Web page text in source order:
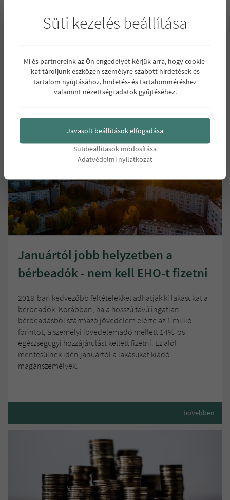
vissza
Januártól jobb helyzetben a
bérbeadók - nem kell EHO-t fizetni
2018-ban kedvezőbb feltételekkel adhatják ki lakásukat a
bérbeadók. Korábban, ha a hosszú távú ingatlan
bérbeadásból származó jövedelem elérte az 1 millió
forintot, a személyi jövedelemadó mellett 14%-os
egészségügyi hozzájárulást kellett fizetni. Ez alól
mentesülnek idén januártól a lakásukat kiadó
magánszemélyek.
bővebben
Süti kezelés beállítása
Mi és partnereink az Ön engedélyét kérjük arra, hogy cookie-
kat tároljunk eszközén személyre szabott hirdetések és
tartalom nyújtásához, hirdetés- és tartalomméréshez
valamint nézettségi adatok gyűjtéséhez.
Javasolt beállítások elfogadása
Sütibeállítások módosítása
Adatvédelmi nyilatkozat